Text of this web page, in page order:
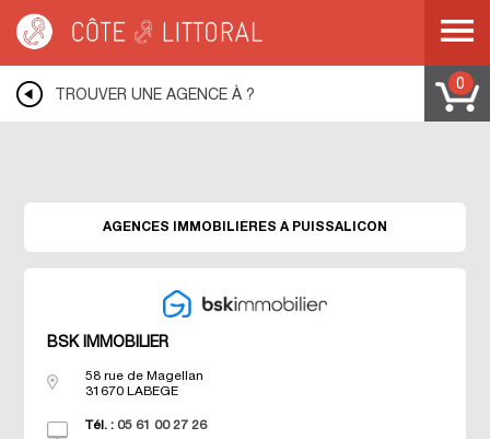
Warning : Undefined variable $idUser in
/var/www/mobile.cotelittoral.fr/annuaire.php
Côte & Littoral>Les agences du littoral>Agences immobili&eagrave;res
MEDITERRANEE
Agences immobili&eagrave;res LANGUEDOC ROUSSILLON>
Agences immobili&eagrave;res HERAULT
Agences immobili&eagrave;res
PUISSALICON
TROUVER UNE AGENCE À ?
0
AGENCES IMMOBILIÈRES À PUISSALICON
BSK IMMOBILIER
58 rue de Magellan
31670
LABEGE
Tél. : 05 61 00 27 26